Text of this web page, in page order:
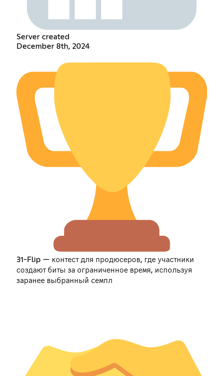
Server created
December 8th, 2024
31-Flip — контест для продюсеров, где участники
создают биты за ограниченное время, используя
заранее выбранный семпл